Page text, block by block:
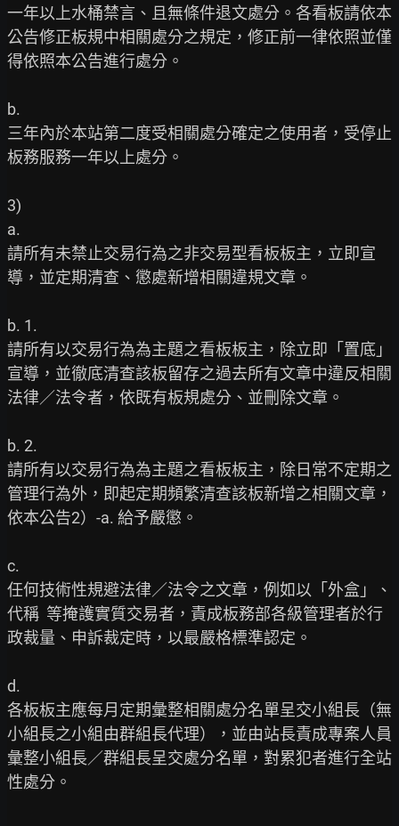
一年以上水桶禁言、且無條件退文處分。各看板請依本
公告修正板規中相關處分之規定，修正前一律依照並僅
得依照本公告進行處分。
b.
三年內於本站第二度受相關處分確定之使用者，受停止
板務服務一年以上處分。
3)
a.
請所有未禁止交易行為之非交易型看板板主，立即宣
導，並定期清查、懲處新增相關違規文章。
b. 1.
請所有以交易行為為主題之看板板主，除立即「置底」
宣導，並徹底清查該板留存之過去所有文章中違反相關
法律／法令者，依既有板規處分、並刪除文章。
b. 2.
請所有以交易行為為主題之看板板主，除日常不定期之
管理行為外，即起定期頻繁清查該板新增之相關文章，
依本公告2）-a. 給予嚴懲。
c.
任何技術性規避法律／法令之文章，例如以「外盒」、
代稱  等掩護實質交易者，責成板務部各級管理者於行
政裁量、申訴裁定時，以最嚴格標準認定。
d.
各板板主應每月定期彙整相關處分名單呈交小組長（無
小組長之小組由群組長代理），並由站長責成專案人員
彙整小組長／群組長呈交處分名單，對累犯者進行全站
性處分。